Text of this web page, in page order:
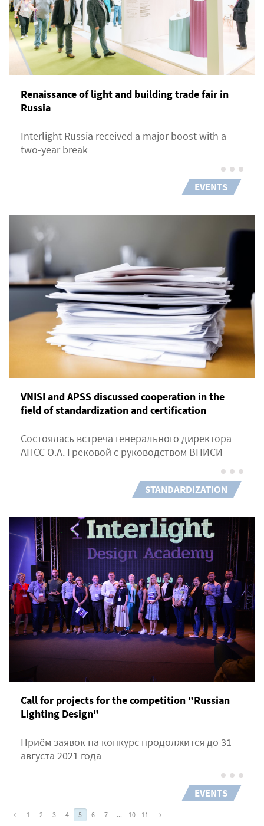
Renaissance of light and building trade fair in
Russia
Interlight Russia received a major boost with a
two-year break
EVENTS
VNISI and APSS discussed cooperation in the
field of standardization and certification
Состоялась встреча генерального директора
АПСС О.А. Грековой с руководством ВНИСИ
STANDARDIZATION
Call for projects for the competition "Russian
Lighting Design"
Приём заявок на конкурс продолжится до 31
августа 2021 года
EVENTS
← 1 2 3 4 5 6 7 ... 10 11 →